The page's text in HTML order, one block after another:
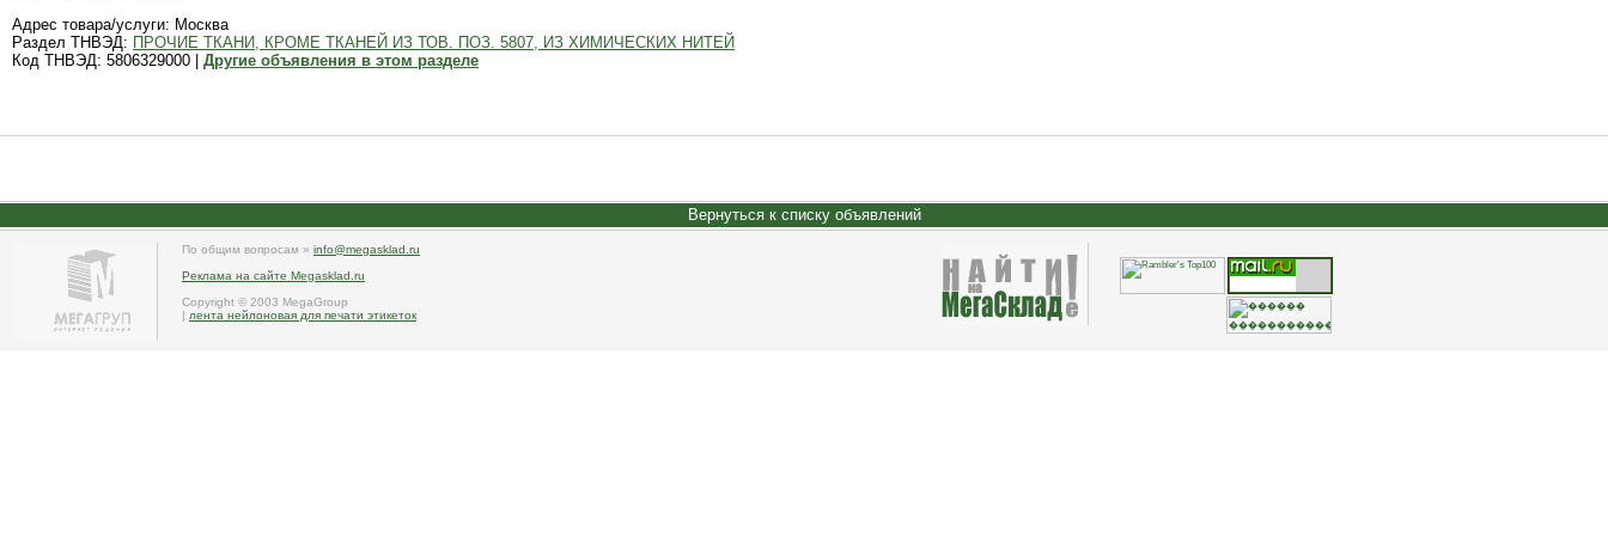
Адрес товара/услуги: Москва
Раздел ТНВЭД: ПРОЧИЕ ТКАНИ, КРОМЕ ТКАНЕЙ ИЗ ТОВ. ПОЗ. 5807, ИЗ ХИМИЧЕСКИХ НИТЕЙ
Код ТНВЭД: 5806329000 | Другие объявления в этом разделе
Вернуться к списку объявлений
По общим вопросам » info@megasklad.ru
Реклама на сайте Megasklad.ru
Copyright © 2003 MegaGroup
| лента нейлоновая для печати этикеток